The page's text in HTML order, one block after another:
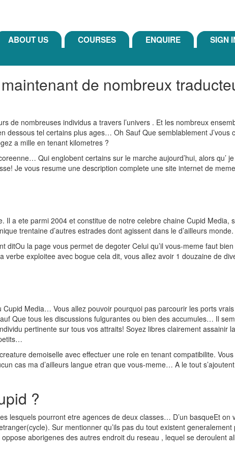
ABOUT US COURSES ENQUIRE SIGN
de nombreux
de nombreuses individus a travers l’univers . Et les nombreux
dessous tel certains plus ages… Oh Sauf Que semblablement
a mille en tenant kilometres ?
Qui englobent certains sur le marche aujourd’hui, alors qu’
Je vous resume une description complete une site internet de
a ete parmi 2004 et constitue de notre celebre chaine Cupid Media,
trentaine d’autres estrades dont agissent dans le d’ailleurs monde.
la page vous permet de degoter Celui qu’il vous-meme faut
verbe exploitee avec bogue cela dit, vous allez avoir 1 douzaine de
Media… Vous allez pouvoir pourquoi pas parcourir les ports
Que tous les discussions fulgurantes ou bien des accumules… Il
pertinente sur tous vos attraits! Soyez libres clairement assainir
demoiselle avec effectuer une role en tenant compatibilite.
cas ma d’ailleurs langue etran que vous-meme… A le tout
?
lesquels pourront etre agences de deux classes… D’un basqueEt on
Sur mentionner qu’ils pas du tout existent
aborigenes des autres endroit du reseau , lequel se deroulent